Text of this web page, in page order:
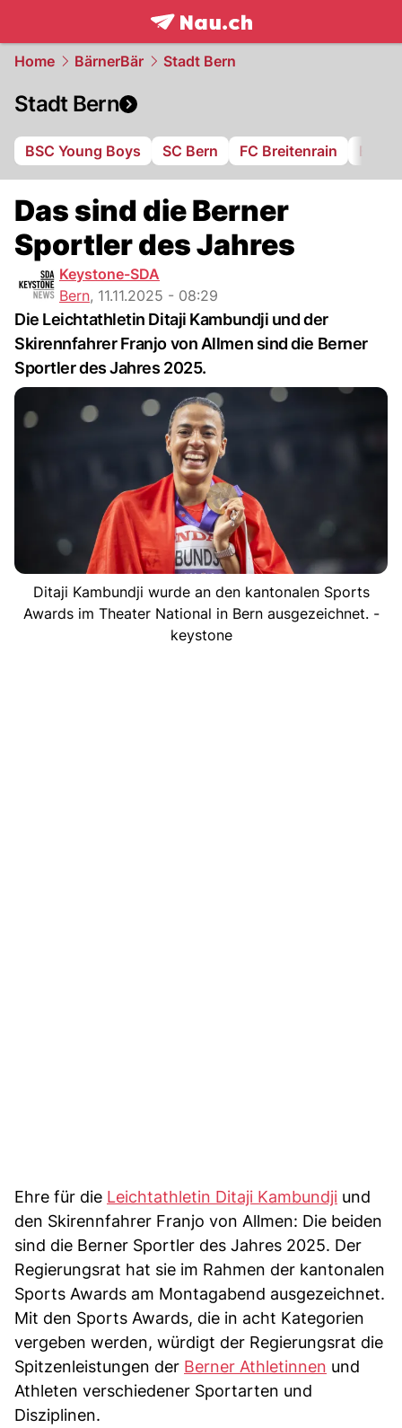
frontpage.NAU.ch
Home BärnerBär Stadt Bern
Stadt Bern
BSC Young Boys SC Bern FC Breitenrain BSV
Das sind die Berner
Sportler des Jahres
Keystone-SDA
Bern, 11.11.2025 - 08:29
Die Leichtathletin Ditaji Kambundji und der
Skirennfahrer Franjo von Allmen sind die Berner
Sportler des Jahres 2025.
Ditaji Kambundji wurde an den kantonalen Sports
Awards im Theater National in Bern ausgezeichnet. -
keystone
Ehre für die Leichtathletin Ditaji Kambundji und
den Skirennfahrer Franjo von Allmen: Die beiden
sind die Berner Sportler des Jahres 2025. Der
Regierungsrat hat sie im Rahmen der kantonalen
Sports Awards am Montagabend ausgezeichnet.
Mit den Sports Awards, die in acht Kategorien
vergeben werden, würdigt der Regierungsrat die
Spitzenleistungen der Berner Athletinnen und
Athleten verschiedener Sportarten und
Disziplinen.